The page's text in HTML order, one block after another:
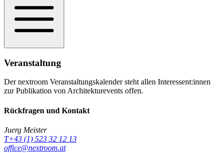
Veranstaltung
Der nextroom Veranstaltungskalender steht allen Interessent:innen
zur Publikation von Architekturevents offen.
Rückfragen und Kontakt
Juerg Meister
T+43 (1) 523 32 12 13
office@nextroom.at